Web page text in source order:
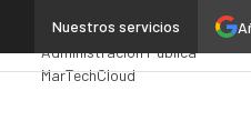
Nuestros servicios
Premios ComputingAnalytics
Administración Pública
MarTechCloud